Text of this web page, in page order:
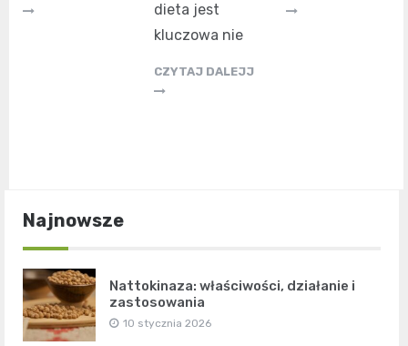
dieta jest
kluczowa nie
CZYTAJ DALEJJ
Najnowsze
Nattokinaza: właściwości, działanie i
zastosowania
10 stycznia 2026